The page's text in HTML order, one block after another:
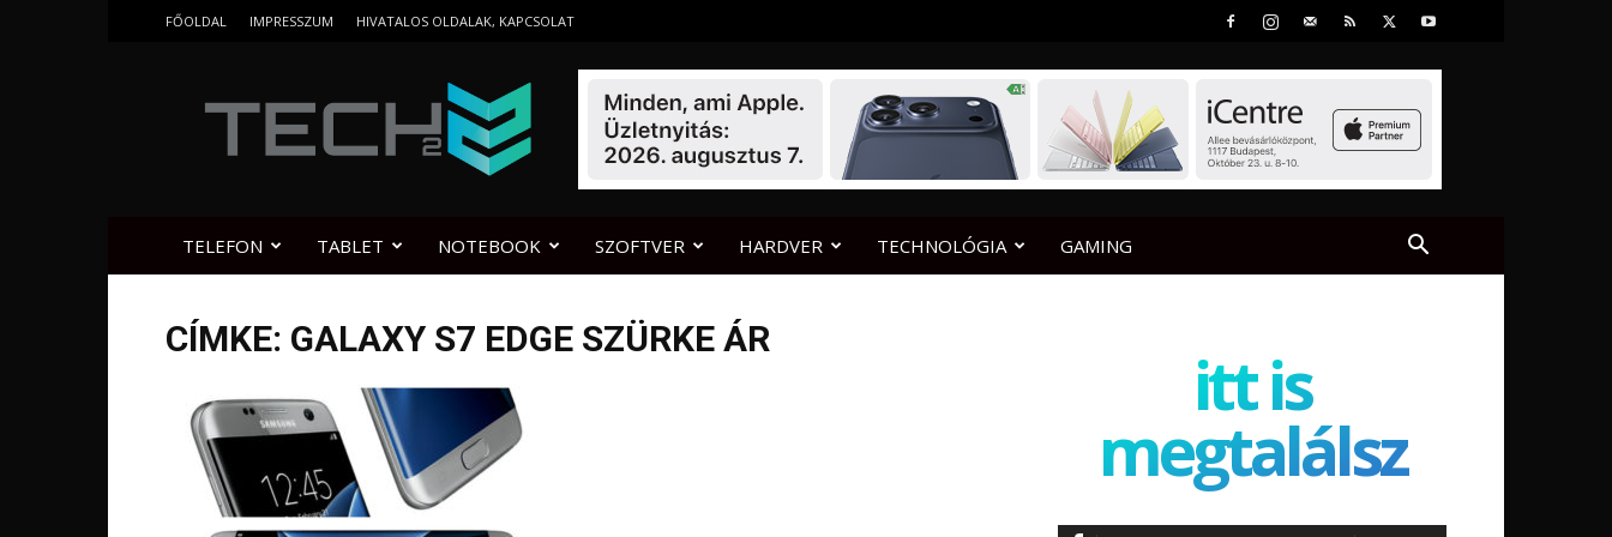
FŐOLDAL IMPRESSZUM HIVATALOS OLDALAK, KAPCSOLAT
TELEFON TABLET NOTEBOOK SZOFTVER HARDVER TECHNOLÓGIA GAMING
CÍMKE: GALAXY S7 EDGE SZÜRKE ÁR
itt is
megtalálsz